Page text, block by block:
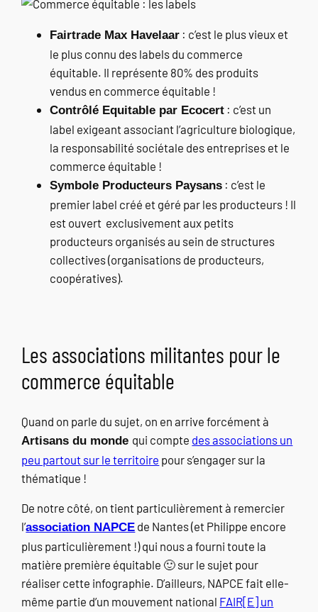
Fairtrade Max Havelaar : c’est le plus vieux et
le plus connu des labels du commerce
équitable. Il représente 80% des produits
vendus en commerce équitable !
Contrôlé Equitable par Ecocert : c’est un
label exigeant associant l’agriculture biologique,
la responsabilité sociétale des entreprises et le
commerce équitable !
Symbole Producteurs Paysans : c’est le
premier label créé et géré par les producteurs ! Il
est ouvert exclusivement aux petits
producteurs organisés au sein de structures
collectives (organisations de producteurs,
coopératives).
Les associations militantes pour le
commerce équitable
Quand on parle du sujet, on en arrive forcément à
Artisans du monde qui compte des associations un
peu partout sur le territoire pour s’engager sur la
thématique !
De notre côté, on tient particulièrement à remercier
l’association NAPCE de Nantes (et Philippe encore
plus particulièrement !) qui nous a fourni toute la
matière première équitable 🙂 sur le sujet pour
réaliser cette infographie. D’ailleurs, NAPCE fait elle-
même partie d’un mouvement national FAIR[E] un